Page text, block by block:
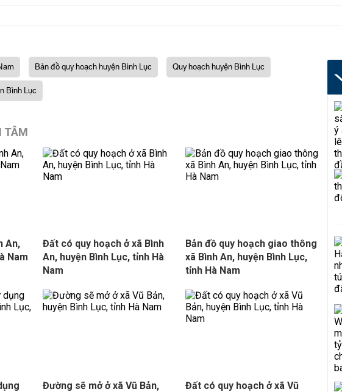
Bản đồ quy hoạch huyện Bình Lục
Quy hoạch huyện Bình Lục
Bình Lục
TÂM
An,
Nam
Đất có quy hoạch ở xã Bình
An, huyện Bình Lục, tỉnh Hà
Nam
Bản đồ quy hoạch giao thông
xã Bình An, huyện Bình Lục,
tỉnh Hà Nam
Đường sẽ mở ở xã Vũ Bản,
Đất có quy hoạch ở xã Vũ